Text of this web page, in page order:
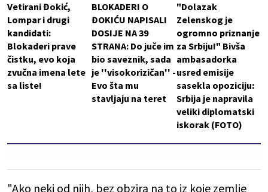
Vetirani Đokić,
Lompar i drugi
kandidati:
Blokaderi prave
čistku, evo koja
zvučna imena lete
sa liste!
BLOKADERI O
ĐOKIĆU NAPISALI
DOSIJE NA 39
STRANA: Do juče im
bio saveznik, sada
je ''visokorizičan'' -
Evo šta mu
stavljaju na teret
"Dolazak
Zelenskog je
ogromno priznanje
za Srbiju!" Bivša
ambasadorka
usred emisije
sasekla opoziciju:
Srbija je napravila
veliki diplomatski
iskorak (FOTO)
"Ako neki od njih, bez obzira na to iz koje zemlje